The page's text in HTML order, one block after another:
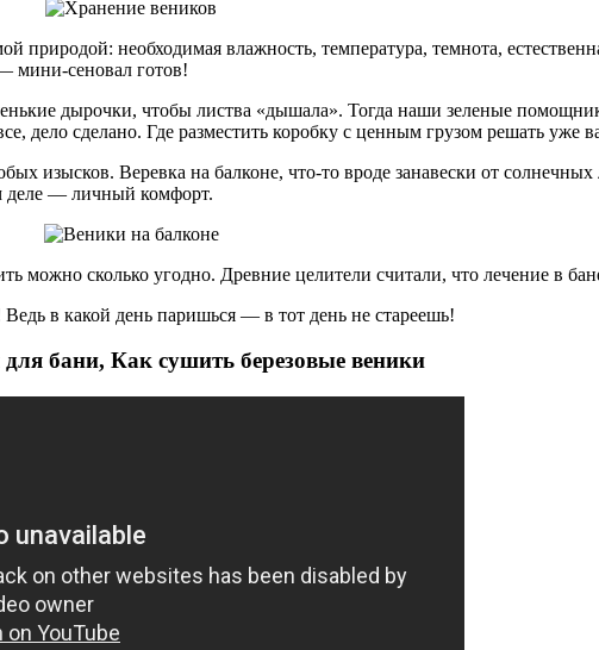
природой: необходимая влажность, температура, темнота,
мини-сеновал готов!
дырочки, чтобы листва «дышала». Тогда наши зеленые
дело сделано. Где разместить коробку с ценным грузом решать уже
изысков. Веревка на балконе, что-то вроде занавески от
деле — личный комфорт.
можно сколько угодно. Древние целители считали, что лечение в
в какой день паришься — в тот день не стареешь!
бани, Как сушить березовые веники